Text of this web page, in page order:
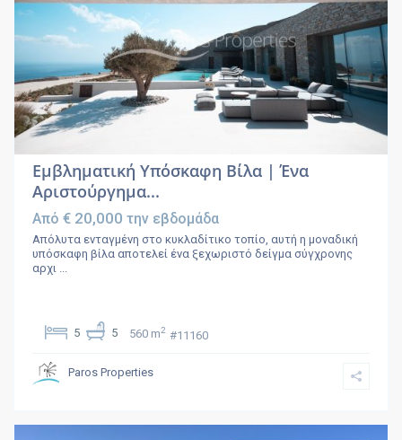
Εμβληματική Υπόσκαφη Βίλα | Ένα
Αριστούργημα...
Από € 20,000την εβδομάδα
Απόλυτα ενταγμένη στο κυκλαδίτικο τοπίο, αυτή η μοναδική
υπόσκαφη βίλα αποτελεί ένα ξεχωριστό δείγμα σύγχρονης
αρχι ...
5 5 560 m2 #11160
Paros Properties